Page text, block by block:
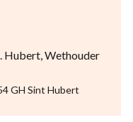
Hubert, Wethouder
GH Sint Hubert